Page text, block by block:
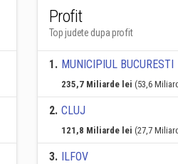
Profit
Top judete dupa profit
1. MUNICIPIUL BUCURESTI
235,7 Miliarde lei (53,6
2. CLUJ
121,8 Miliarde lei (27,7
3. ILFOV